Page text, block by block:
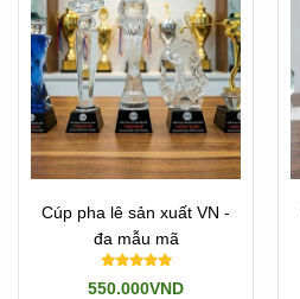
Cúp pha lê sản xuất VN -
đa mẫu mã
550.000VND